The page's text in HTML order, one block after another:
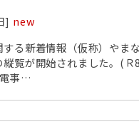
] new
る新着情報（仮称）やま
覧が開始されました。(Ｒ
事…